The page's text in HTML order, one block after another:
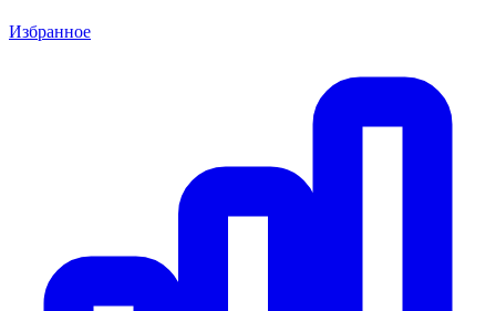
Избранное